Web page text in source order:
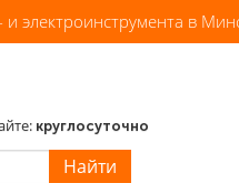
электроинструмента в
круглосуточно
Найти